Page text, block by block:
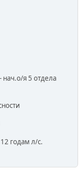
я 5 отдела
годам л/с.